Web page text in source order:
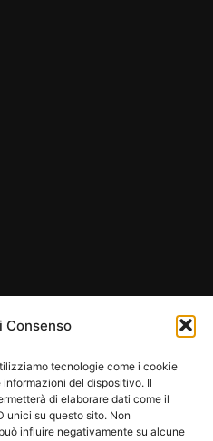
Consenso
tecnologie come i cookie
del dispositivo. Il
di elaborare dati come il
unici su questo sito. Non
influire negativamente su alcune